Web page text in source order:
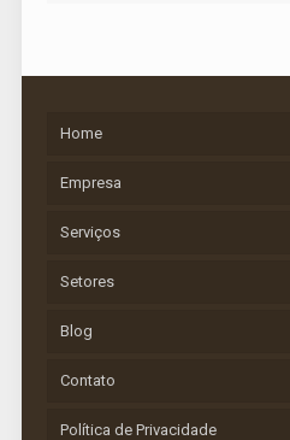
Home
Empresa
Serviços
Setores
Blog
Contato
Política de Privacidade